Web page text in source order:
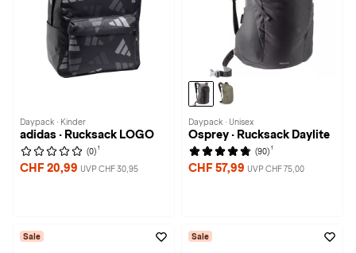
Daypack · Kinder
adidas · Rucksack LOGO
(0) 1
CHF 20,99 UVP CHF 30,95
Daypack · Unisex
Osprey · Rucksack Daylite
(90) 1
CHF 57,99 UVP CHF 75,00
Sale Sale